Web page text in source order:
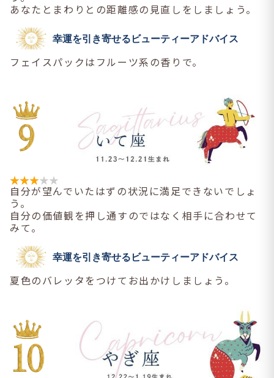
あなたとまわりとの距離感の見直しをしましょう。
幸運を引き寄せるビューティーアドバイス
フェイスパックはフルーツ系の香りで。
自分が望んでいたはずの状況に満足できないでしょ
う。
自分の価値観を押し通すのではなく相手に合わせて
みて。
幸運を引き寄せるビューティーアドバイス
夏色のバレッタをつけてお出かけしましょう。